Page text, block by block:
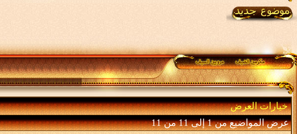
خيارات العرض
عرض المواضيع من 1 إلى 11 من 11